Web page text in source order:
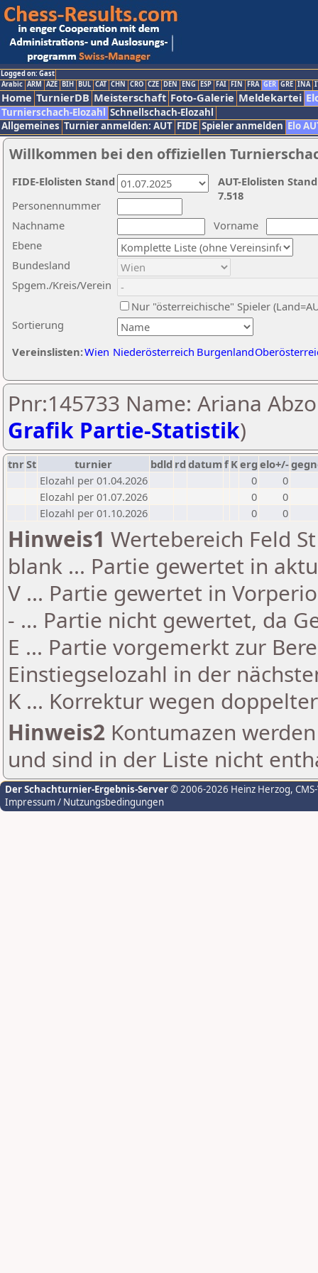
Logged on: Gast
Arabic ARM AZE BIH BUL CAT CHN CRO CZE DEN ENG ESP FAI FIN FRA GER GRE INA
Home TurnierDB Meisterschaft Foto-Galerie Meldekartei
Turnierschach-Elozahl Schnellschach-Elozahl
Allgemeines Turnier anmelden: AUT FIDE Spieler anmelden Elo
Willkommen bei den offiziellen
Nachname
Vorname
Ebene
Sortierung
Personennummer
Bundesland
Spgem./Kreis/Verein
Nur "österreichische" Spieler
Vereinslisten:Wien Niederösterreich Burgenland
AUT-Elolisten
7.518
FIDE-Elolisten Stand
Pnr:145733 Name: Ariana
Grafik Partie-Statistik)
tnrSt turnier bdld rd datumf Kerg elo+/-
Elozahl per 01.04.2026
0
0
Elozahl per 01.07.2026
0
0
Elozahl per 01.10.2026
0 0
Hinweis1 Wertebereich Feld
blank ... Partie gewertet in
V ... Partie gewertet in
- ... Partie nicht gewertet, da
E ... Partie vorgemerkt zur
Einstiegselozahl in der
K ... Korrektur wegen
Hinweis2 Kontumazen
und sind in der Liste nicht
Der Schachturnier-Ergebnis-Server© 2006-2026 Heinz Herzog,
Impressum / Nutzungsbedingungen